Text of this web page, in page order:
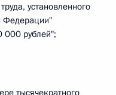
установленного
Федерации"
000 рублей";
тысячекратного